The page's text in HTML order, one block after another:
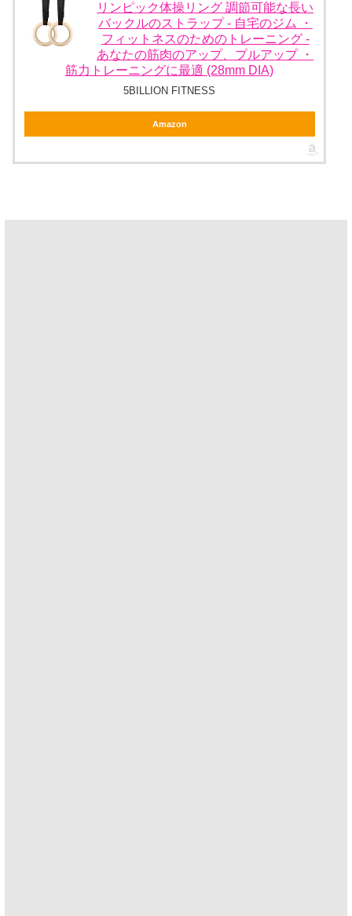
リンピック体操リング 調節可能な長い
バックルのストラップ - 自宅のジム ・
フィットネスのためのトレーニング -
あなたの筋肉のアップ、プルアップ ・
筋力トレーニングに最適 (28mm DIA)
5BILLION FITNESS
Amazon